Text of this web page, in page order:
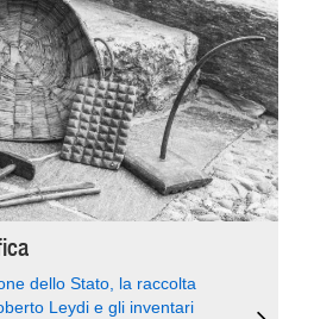
dello Stato, la raccolta
Leydi e gli inventari